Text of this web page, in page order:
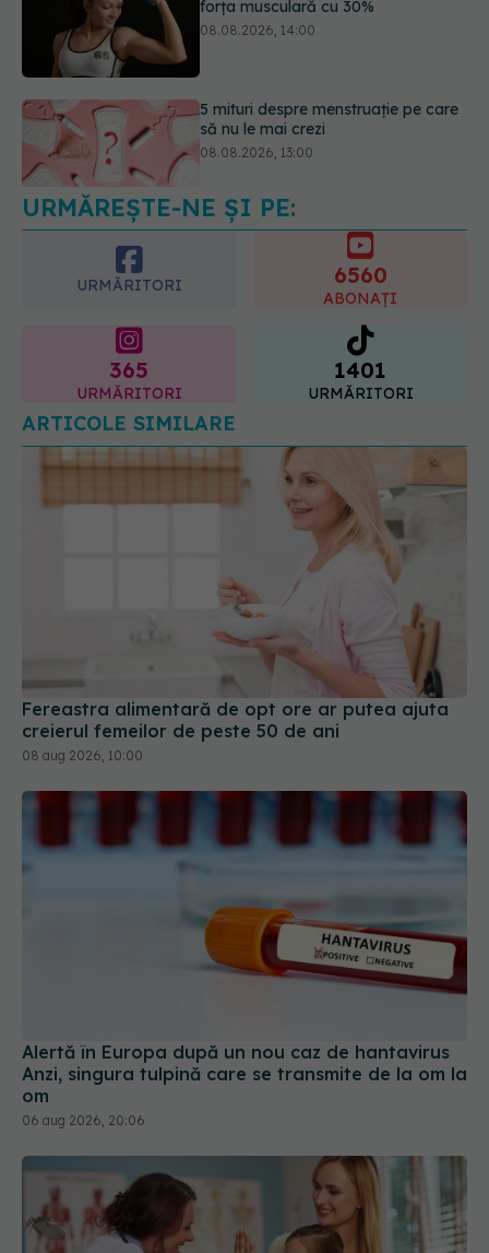
să nu le mai crezi
08.08.2026, 13:00
Medicamentul folosit de peste 60 de
ani care acționează într-un loc
neașteptat
URMĂREȘTE-NE ȘI PE:
URMĂRITORI 6560
ABONAȚI
365
URMĂRITORI
1401
URMĂRITORI
ARTICOLE SIMILARE
Fereastra alimentară de opt ore ar putea ajuta
creierul femeilor de peste 50 de ani
08 aug 2026, 10:00
Alertă în Europa după un nou caz de hantavirus
Anzi, singura tulpină care se transmite de la om la
om
06 aug 2026, 20:06